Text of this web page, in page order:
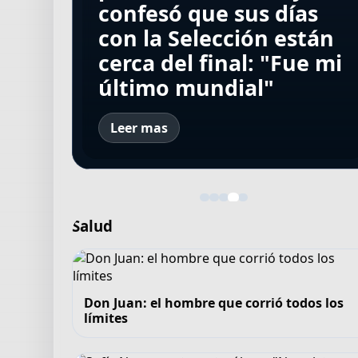
fue presentado en
Fiorentina y reveló por
qué eligió el club: "No
lo dudé"
Sudamericana y dio a
los convocados ante
Tigre con uno de los
nuevos refuerzos
Aires para sumarse a
Boca: "Voy a dar todo
de mí para lograr
campeonatos"
confesó que sus días
con la Selección están
cerca del final: "Fue mi
último mundial"
Leer mas
Manchester City e
incertidumbre con los
futuros de Enzo y de
Julián
Salud
Don Juan: el hombre que corrió todos los
límites